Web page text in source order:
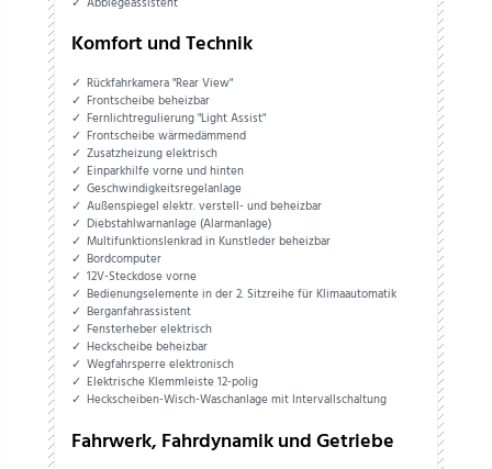
Komfort und Technik
Rückfahrkamera "Rear View"
Frontscheibe beheizbar
Fernlichtregulierung "Light Assist"
Frontscheibe wärmedämmend
Zusatzheizung elektrisch
Einparkhilfe vorne und hinten
Geschwindigkeitsregelanlage
Außenspiegel elektr. verstell- und beheizbar
Diebstahlwarnanlage (Alarmanlage)
Multifunktionslenkrad in Kunstleder beheizbar
Bordcomputer
12V-Steckdose vorne
Bedienungselemente in der 2. Sitzreihe für Klimaautomatik
Berganfahrassistent
Fensterheber elektrisch
Heckscheibe beheizbar
Wegfahrsperre elektronisch
Elektrische Klemmleiste 12-polig
Heckscheiben-Wisch-Waschanlage mit Intervallschaltung
Fahrwerk, Fahrdynamik und Getriebe